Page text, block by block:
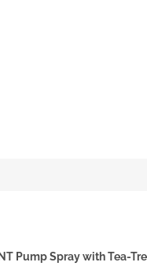
Pump Spray with Tea-